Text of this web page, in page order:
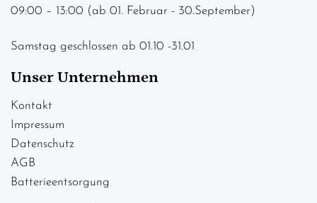
09:00 – 13:00 (ab 01. Februar - 30.September)
Samstag geschlossen ab 01.10 -31.01
Unser Unternehmen
Kontakt
Impressum
Datenschutz
AGB
Batterieentsorgung